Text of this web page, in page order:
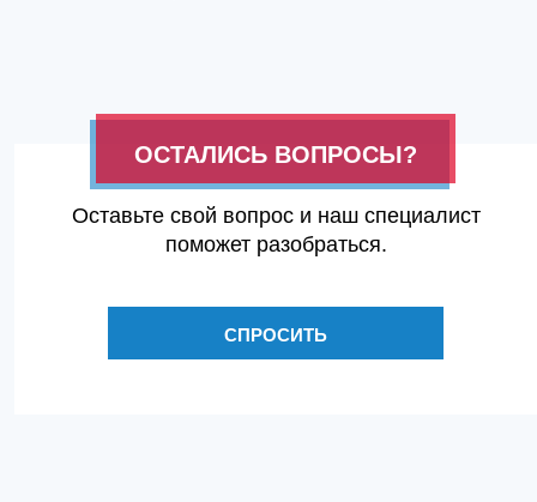
ОСТАЛИСЬ ВОПРОСЫ?
Оставьте свой вопрос и наш специалист
поможет разобраться.
СПРОСИТЬ